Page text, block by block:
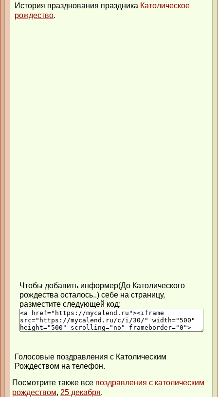
История празднования праздника Католическое
рождество.
Чтобы добавить информер(До Католического
рождества осталось..) себе на страницу,
разместите следующей код:
Голосовые поздравления с Католическим
Рождеством на телефон.
Посмотрите также все поздравления с католическим
рождеством, 25 декабря.